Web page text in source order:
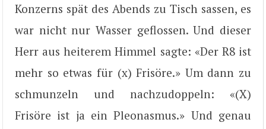
Konzerns spät des Abends zu Tisch sassen, es
war nicht nur Wasser geflossen. Und dieser
Herr aus heiterem Himmel sagte: «Der R8 ist
mehr so etwas für (x) Frisöre.» Um dann zu
schmunzeln und nachzudoppeln: «(X)
Frisöre ist ja ein Pleonasmus.» Und genau